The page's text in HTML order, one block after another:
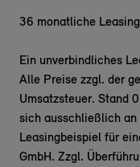
36 monatliche
Ein unverbindliches
Alle Preise zzgl. der
Umsatzsteuer. Stand
sich ausschließlich
Leasingbeispiel für
GmbH. Zzgl.